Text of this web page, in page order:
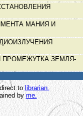
МАНИЯ И
ПРОМЕЖУТКА ЗЕМЛЯ-
tolibrarian.
byme.